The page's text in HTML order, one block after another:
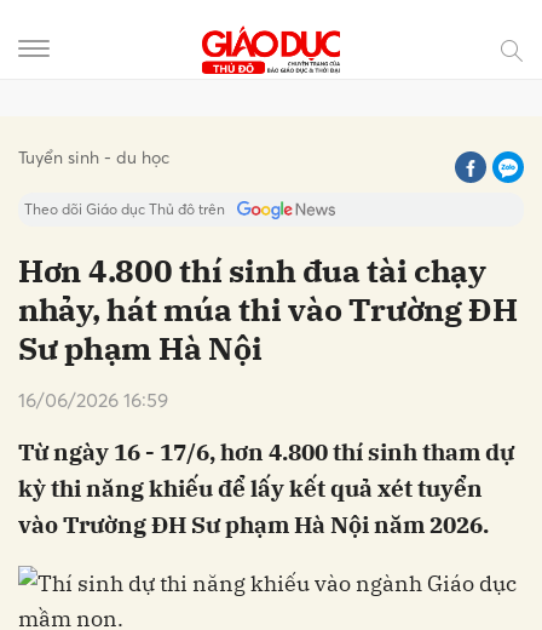
Tuyển sinh - du học
Theo dõi Giáo dục Thủ đô trên
Hơn 4.800 thí sinh đua tài chạy
nhảy, hát múa thi vào Trường ĐH
Sư phạm Hà Nội
16/06/2026 16:59
Từ ngày 16 - 17/6, hơn 4.800 thí sinh tham dự
kỳ thi năng khiếu để lấy kết quả xét tuyển
vào Trường ĐH Sư phạm Hà Nội năm 2026.
Hủy Gửi